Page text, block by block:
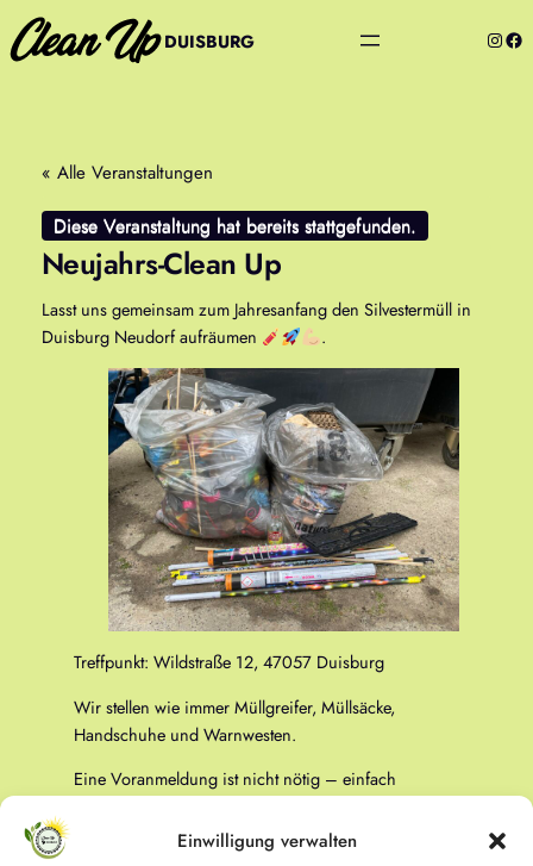
Einwilligung verwalten
DUISBURG
« Alle Veranstaltungen
Diese Veranstaltung hat bereits stattgefunden.
Neujahrs-Clean Up
Lasst uns gemeinsam zum Jahresanfang den Silvestermüll in
Duisburg Neudorf aufräumen
.
Treffpunkt: Wildstraße 12, 47057 Duisburg
Wir stellen wie immer Müllgreifer, Müllsäcke,
Handschuhe und Warnwesten.
Eine Voranmeldung ist nicht nötig – einfach